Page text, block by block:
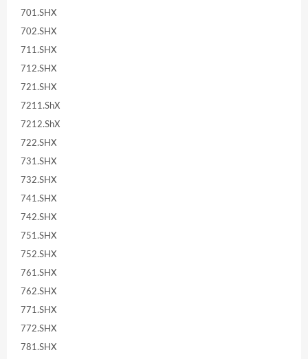
701.SHX
702.SHX
711.SHX
712.SHX
721.SHX
7211.ShX
7212.ShX
722.SHX
731.SHX
732.SHX
741.SHX
742.SHX
751.SHX
752.SHX
761.SHX
762.SHX
771.SHX
772.SHX
781.SHX